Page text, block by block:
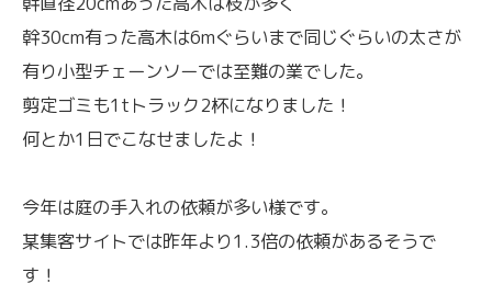
幹30cm有った高木は6mぐらいまで同じぐらいの太さが
有り小型チェーンソーでは至難の業でした。
剪定ゴミも1tトラック2杯になりました！
何とか1日でこなせましたよ！
今年は庭の手入れの依頼が多い様です。
某集客サイトでは昨年より1.3倍の依頼があるそうで
す！